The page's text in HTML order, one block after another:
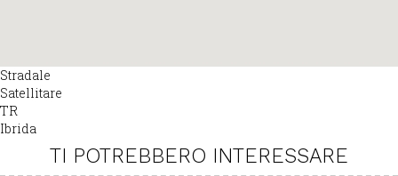
Stradale
Satellitare
TR
Ibrida
TI POTREBBERO INTERESSARE